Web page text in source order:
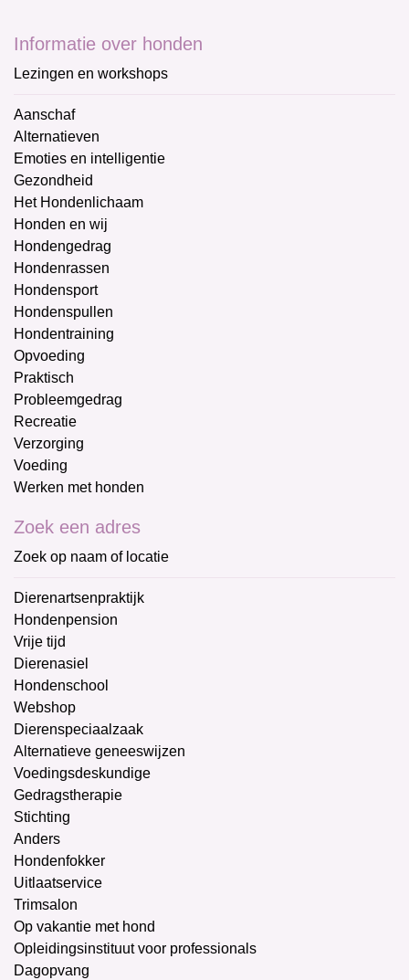
Informatie over honden
Lezingen en workshops
Aanschaf
Alternatieven
Emoties en intelligentie
Gezondheid
Het Hondenlichaam
Honden en wij
Hondengedrag
Hondenrassen
Hondensport
Hondenspullen
Hondentraining
Opvoeding
Praktisch
Probleemgedrag
Recreatie
Verzorging
Voeding
Werken met honden
Zoek een adres
Zoek op naam of locatie
Dierenartsenpraktijk
Hondenpension
Vrije tijd
Dierenasiel
Hondenschool
Webshop
Dierenspeciaalzaak
Alternatieve geneeswijzen
Voedingsdeskundige
Gedragstherapie
Stichting
Anders
Hondenfokker
Uitlaatservice
Trimsalon
Op vakantie met hond
Opleidingsinstituut voor professionals
Dagopvang